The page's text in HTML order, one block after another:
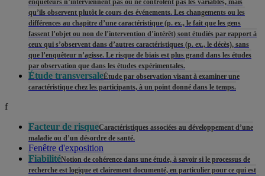
enquêteurs n’interviennent pas ou ne contrôlent pas les variables, mais
qu’ils observent plutôt le cours des événements. Les changements ou les
différences au chapitre d’une caractéristique (p. ex., le fait que les gens
fassent l’objet ou non de l’intervention d’intérêt) sont étudiés par rapport à
ceux qui s’observent dans d’autres caractéristiques (p. ex., le décès), sans
que l’enquêteur n’agisse. Le risque de biais est plus grand dans les études
par observation que dans les études expérimentales.
Étude transversaleÉtude par observation visant à examiner une
caractéristique chez les participants, à un point donné dans le temps.
f
Facteur de risqueCaractéristiques associées au développement d’une
maladie ou d’un désordre de santé.
Fenêtre d'exposition
FiabilitéNotion de cohérence dans une étude, à savoir si le processus de
recherche est logique et clairement documenté, en particulier pour ce qui est